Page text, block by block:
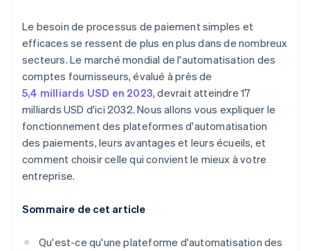
Le besoin de processus de paiement simples et
efficaces se ressent de plus en plus dans de nombreux
secteurs. Le marché mondial de l'automatisation des
comptes fournisseurs, évalué à près de
5,4 milliards USD en 2023, devrait atteindre 17
milliards USD d'ici 2032. Nous allons vous expliquer le
fonctionnement des plateformes d'automatisation
des paiements, leurs avantages et leurs écueils, et
comment choisir celle qui convient le mieux à votre
entreprise.
Sommaire de cet article
Qu'est-ce qu'une plateforme d'automatisation des